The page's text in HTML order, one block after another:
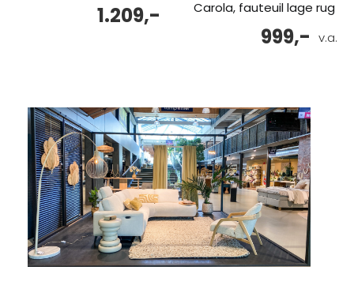
1.209,-
Carola, fauteuil lage rug
v.a.
999,-